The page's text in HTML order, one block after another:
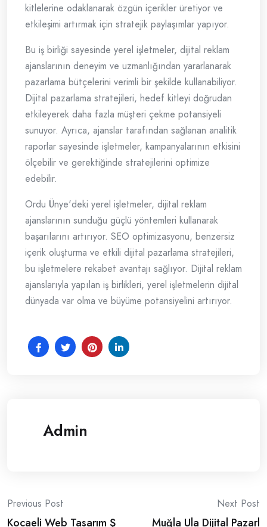
kitlelerine odaklanarak özgün içerikler üretiyor ve
etkileşimi artırmak için stratejik paylaşımlar yapıyor.
Bu iş birliği sayesinde yerel işletmeler, dijital reklam
ajanslarının deneyim ve uzmanlığından yararlanarak
pazarlama bütçelerini verimli bir şekilde kullanabiliyor.
Dijital pazarlama stratejileri, hedef kitleyi doğrudan
etkileyerek daha fazla müşteri çekme potansiyeli
sunuyor. Ayrıca, ajanslar tarafından sağlanan analitik
raporlar sayesinde işletmeler, kampanyalarının etkisini
ölçebilir ve gerektiğinde stratejilerini optimize
edebilir.
Ordu Ünye'deki yerel işletmeler, dijital reklam
ajanslarının sunduğu güçlü yöntemleri kullanarak
başarılarını artırıyor. SEO optimizasyonu, benzersiz
içerik oluşturma ve etkili dijital pazarlama stratejileri,
bu işletmelere rekabet avantajı sağlıyor. Dijital reklam
ajanslarıyla yapılan iş birlikleri, yerel işletmelerin dijital
dünyada var olma ve büyüme potansiyelini artırıyor.
Admin
Post
Previous Post
Kocaeli Web Tasarım Ş
Next Post
Muğla Ula Dijital Pazarl